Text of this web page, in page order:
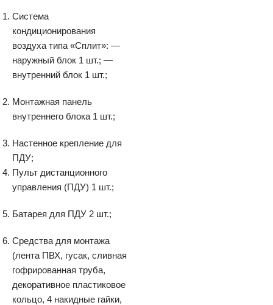
Система
кондиционирования
воздуха типа «Сплит»: —
наружный блок 1 шт.; —
внутренний блок 1 шт.;
Монтажная панель
внутреннего блока 1 шт.;
Настенное крепление для
ПДУ;
Пульт дистанционного
управления (ПДУ) 1 шт.;
Батарея для ПДУ 2 шт.;
Средства для монтажа
(лента ПВХ, гусак, сливная
гофрированная труба,
декоративное пластиковое
кольцо, 4 накидные гайки,